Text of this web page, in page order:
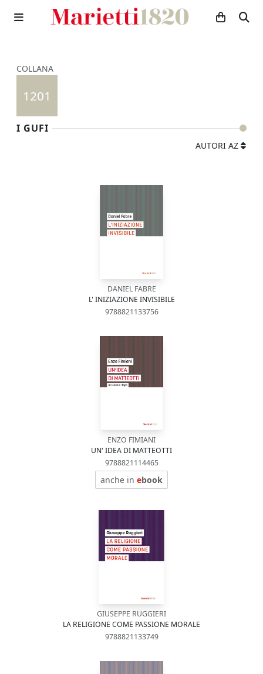
COLLANA
1201
I GUFI
AUTORI AZ
DANIEL FABRE
L' INIZIAZIONE INVISIBILE
9788821133756
ENZO FIMIANI
UN' IDEA DI MATTEOTTI
9788821114465
anche in ebook
GIUSEPPE RUGGIERI
LA RELIGIONE COME PASSIONE MORALE
9788821133749